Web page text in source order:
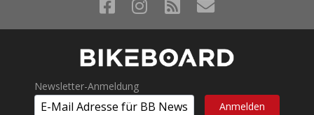
Newsletter-Anmeldung